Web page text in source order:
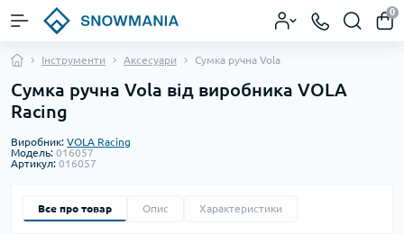
0
Інструменти Аксесуари Cумка ручна Vola
Cумка ручна Vola від виробника VOLA
Racing
Виробник: VOLA Racing
Модель: 016057
Артикул: 016057
Все про товар Опис Характеристики